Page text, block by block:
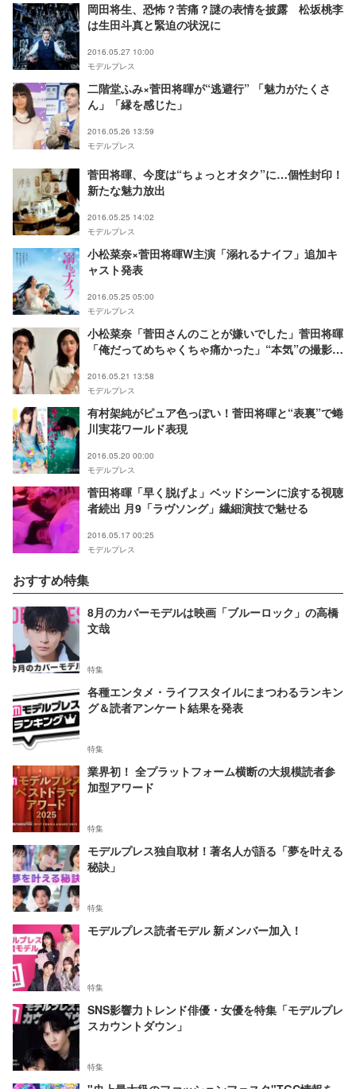
岡田将生、恐怖？苦痛？謎の表情を披露 松坂桃李
は生田斗真と緊迫の状況に
2016.05.27 10:00
モデルプレス
二階堂ふみ×菅田将暉が“逃避行” 「魅力がたくさ
ん」「縁を感じた」
2016.05.26 13:59
モデルプレス
菅田将暉、今度は“ちょっとオタク”に…個性封印！
新たな魅力放出
2016.05.25 14:02
モデルプレス
小松菜奈×菅田将暉W主演「溺れるナイフ」追加キ
ャスト発表
2016.05.25 05:00
モデルプレス
小松菜奈「菅田さんのことが嫌いでした」菅田将暉
「俺だってめちゃくちゃ痛かった」“本気”の撮影を
2016.05.21 13:58
モデルプレス
有村架純がピュア色っぽい！菅田将暉と“表裏”で蜷
川実花ワールド表現
2016.05.20 00:00
モデルプレス
菅田将暉「早く脱げよ」ベッドシーンに涙する視聴
者続出 月9「ラヴソング」繊細演技で魅せる
2016.05.17 00:25
モデルプレス
おすすめ特集
8月のカバーモデルは映画「ブルーロック」の高橋
文哉
特集
各種エンタメ・ライフスタイルにまつわるランキン
グ＆読者アンケート結果を発表
特集
業界初！ 全プラットフォーム横断の大規模読者参
加型アワード
特集
モデルプレス独自取材！著名人が語る「夢を叶える
秘訣」
特集
モデルプレス読者モデル 新メンバー加入！
特集
SNS影響力トレンド俳優・女優を特集「モデルプレ
スカウントダウン」
特集